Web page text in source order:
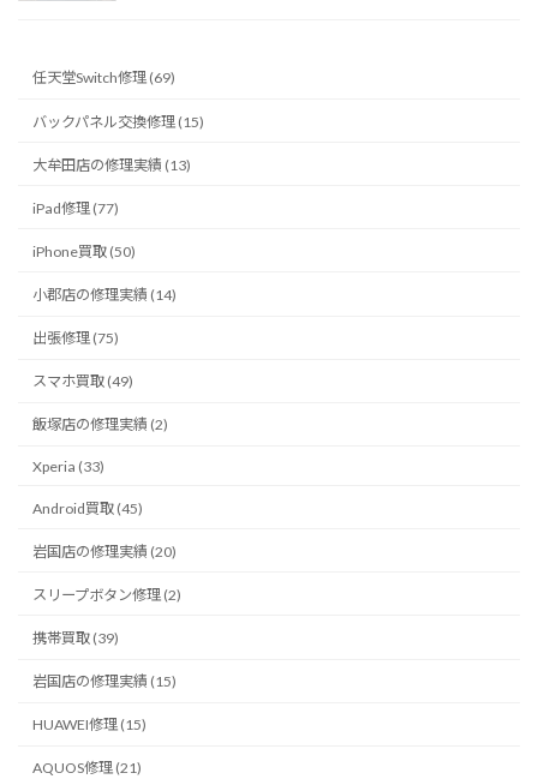
任天堂Switch修理 (69)
バックパネル交換修理 (15)
大牟田店の修理実績 (13)
iPad修理 (77)
iPhone買取 (50)
小郡店の修理実績 (14)
出張修理 (75)
スマホ買取 (49)
飯塚店の修理実績 (2)
Xperia (33)
Android買取 (45)
岩国店の修理実績 (20)
スリープボタン修理 (2)
携帯買取 (39)
岩国店の修理実績 (15)
HUAWEI修理 (15)
AQUOS修理 (21)